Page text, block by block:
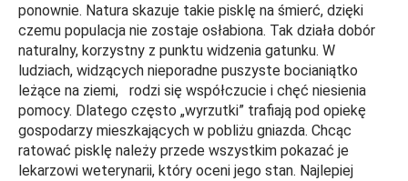
ponownie. Natura skazuje takie pisklę na śmierć, dzięki
czemu populacja nie zostaje osłabiona. Tak działa dobór
naturalny, korzystny z punktu widzenia gatunku. W
ludziach, widzących nieporadne puszyste bocianiątko
leżące na ziemi, rodzi się współczucie i chęć niesienia
pomocy. Dlatego często „wyrzutki” trafiają pod opiekę
gospodarzy mieszkających w pobliżu gniazda. Chcąc
ratować pisklę należy przede wszystkim pokazać je
lekarzowi weterynarii, który oceni jego stan. Najlepiej